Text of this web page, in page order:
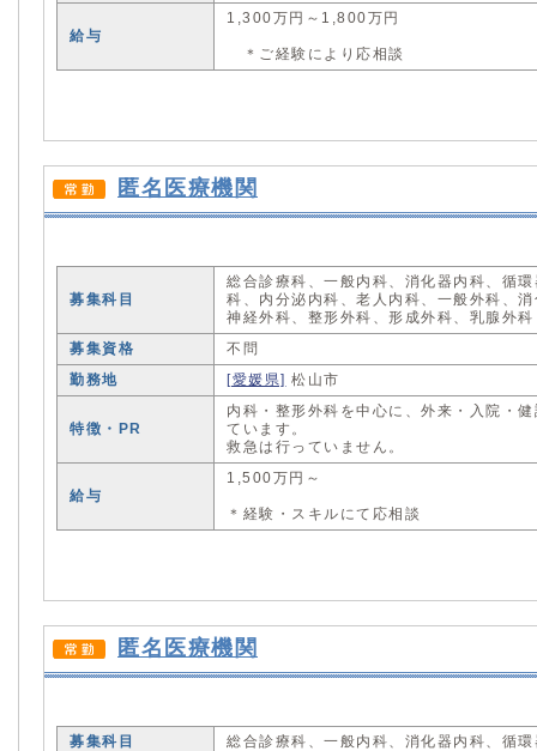
給与
1,300万円～1,800万円
＊ご経験により応相談
匿名医療機関
募集科目
総合診療科、一般内科、消化器内科、循
科、内分泌内科、老人内科、一般外科、
神経外科、整形外科、形成外科、乳腺外科
募集資格
不問
勤務地
[愛媛県] 松山市
特徴・PR
内科・整形外科を中心に、外来・入院・
ています。
救急は行っていません。
給与
1,500万円～
＊経験・スキルにて応相談
匿名医療機関
募集科目
総合診療科、一般内科、消化器内科、循